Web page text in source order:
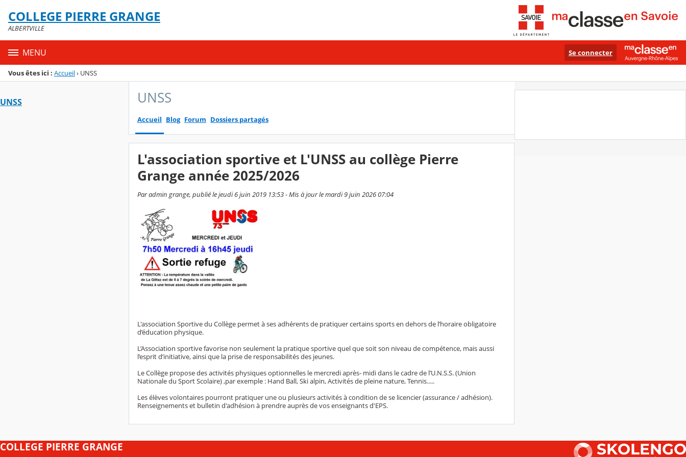
Menu de la rubrique
Contenu
COLLEGE PIERRE GRANGE
ALBERTVILLE
MENU Se connecter
Vous êtes ici : Accueil› UNSS
UNSS UNSS
Accueil Blog Forum Dossiers partagés
L'association sportive et L'UNSS au collège Pierre
Grange année 2025/2026
Par admin grange, publié le jeudi 6 juin 2019 13:53 - Mis à jour le mardi 9 juin 2026 07:04
L'association Sportive du Collège permet à ses adhérents de pratiquer certains sports en dehors de l’horaire obligatoire
d’éducation physique.
L’Association sportive favorise non seulement la pratique sportive quel que soit son niveau de compétence, mais aussi
l’esprit d’initiative, ainsi que la prise de responsabilités des jeunes.
Le Collège propose des activités physiques optionnelles le mercredi après- midi dans le cadre de l’U.N.S.S. (Union
Nationale du Sport Scolaire) ,par exemple : Hand Ball, Ski alpin, Activités de pleine nature, Tennis.....
Les élèves volontaires pourront pratiquer une ou plusieurs activités à condition de se licencier (assurance / adhésion).
Renseignements et bulletin d'adhésion à prendre auprès de vos enseignants d'EPS.
COLLEGE PIERRE GRANGE